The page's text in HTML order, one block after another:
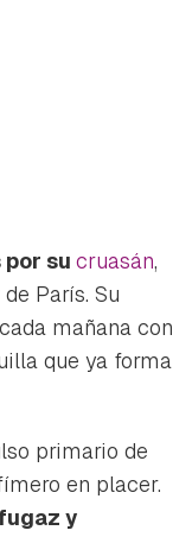
su cruasán,
París. Su
mañana con
que ya forma
primario de
en placer.
y